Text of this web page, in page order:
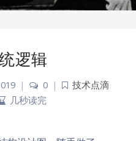
逻辑
| 0 |
技术点滴
几秒读完